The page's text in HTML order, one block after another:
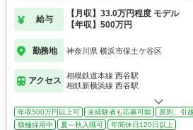
給与
【月収】33.0万円程度 モデル
【年収】500万円
勤務地 神奈川県 横浜市保土ケ谷区
アクセス
相模鉄道本線 西谷駅
相鉄新横浜線 西谷駅
年収500万円以上可 未経験者も応募可能 原則、引
積極採用中
夏～秋入職可 年間休日120日以上